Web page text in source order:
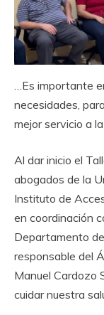
…Es importante
necesidades,
mejor servicio a
Al dar inicio el
abogados de la
Instituto de
en coordinación
Departamento
responsable del
Manuel Cardozo
cuidar nuestra